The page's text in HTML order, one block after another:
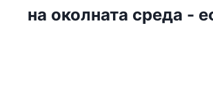
на околната среда -